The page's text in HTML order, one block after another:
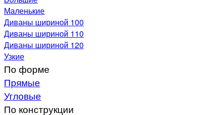
Маленькие
Диваны шириной 100
Диваны шириной 110
Диваны шириной 120
Узкие
По форме
Прямые
Угловые
По конструкции